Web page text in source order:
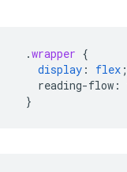
.wrapper {
display : flex ;
reading-flow :
}